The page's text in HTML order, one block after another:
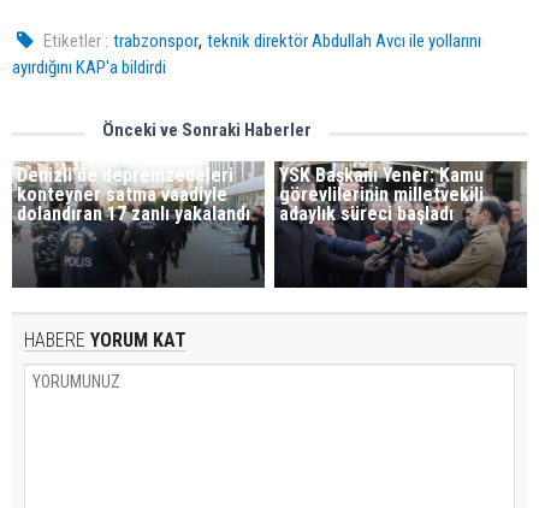
Etiketler : trabzonspor,teknik direktör Abdullah Avcı ile yollarını
ayırdığını KAP'a bildirdi
Önceki ve Sonraki Haberler
Denizli'de depremzedeleri
konteyner satma vaadiyle
dolandıran 17 zanlı yakalandı
YSK Başkanı Yener: Kamu
görevlilerinin milletvekili
adaylık süreci başladı
HABERE YORUM KAT